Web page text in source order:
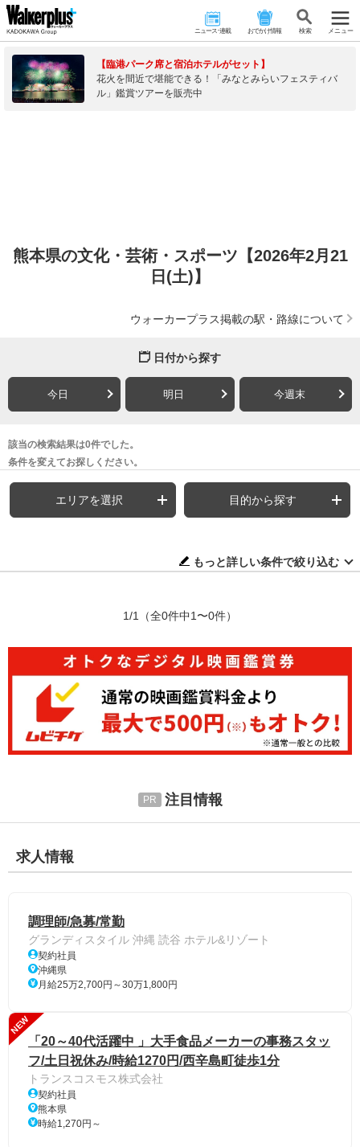
ニュース･連載 おでかけ情報 検 索 メニュー
【臨港パーク席と宿泊ホテルがセット】
花火を間近で堪能できる！「みなとみらいフェスティバ
ル」鑑賞ツアーを販売中
熊本県の文化・芸術・スポーツ【2026年2月21
日(土)】
ウォーカープラス掲載の駅・路線について
日付から探す
今日 明日 今週末
該当の検索結果は0件でした。
条件を変えてお探しください。
エリアを選択 目的から探す
もっと詳しい条件で絞り込む
1/1 （全0件中1〜0件）
注目情報
求人情報
調理師/急募/常勤
グランディスタイル 沖縄 読谷 ホテル&リゾート
契約社員
沖縄県
月給25万2,700円～30万1,800円
NEW
「20～40代活躍中 」大手食品メーカーの事務スタッ
フ/土日祝休み/時給1270円/西辛島町徒歩1分
トランスコスモス株式会社
契約社員
熊本県
時給1,270円～